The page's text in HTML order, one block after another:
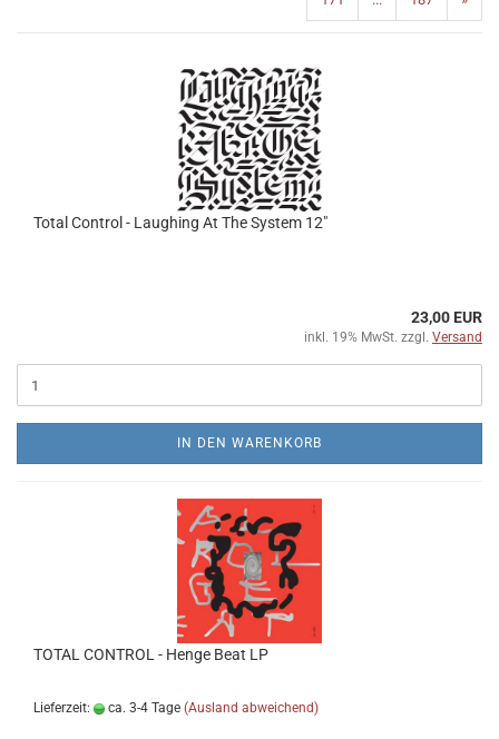
Total Control - Laughing At The System 12"
23,00 EUR
inkl. 19% MwSt. zzgl. Versand
IN DEN WARENKORB
TOTAL CONTROL - Henge Beat LP
Lieferzeit: ca. 3-4 Tage (Ausland abweichend)